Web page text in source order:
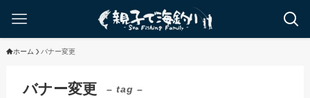
ホーム バナー変更
バナー変更 – tag –